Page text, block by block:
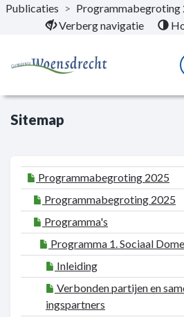
Naar hoofdinhoud
Publicaties > Programmabegroting
Verberg navigatie
Sitemap
Programmabegroting 2025
Programmabegroting 2025
Programma's
Programma 1. Sociaal
Inleiding
Verbonden partijen en
ingspartners